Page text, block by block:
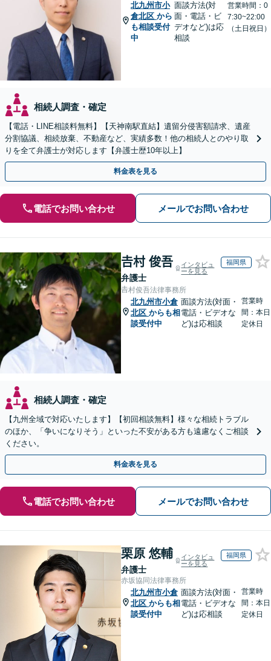
北九州市小
倉北区 から
も相談受付
中
面談方法(対
面・電話・ビ
デオなど)は応
相談
営業時間：0
7:30~22:00
（土日祝日）
相続人調査・確定
【電話・LINE相談料無料】【天神南駅直結】遺留分侵害額請求、遺産
分割協議、相続放棄、不動産など、実績多数！他の相続人とのやり取
りを全て弁護士が対応します【弁護士歴10年以上】
料金表を見る
電話でお問い合わせ メールでお問い合わせ
𠮷村 俊吾
弁護士
インタビュ
ーを見る
福岡県
𠮷村俊吾法律事務所
北九州市小倉
北区 からも相
談受付中
面談方法(対面・
電話・ビデオな
ど)は応相談
営業時
間：本日
定休日
相続人調査・確定
【九州全域で対応いたします】【初回相談無料】様々な相続トラブル
のほか、「争いになりそう」といった不安がある方も遠慮なくご相談
ください。
料金表を見る
電話でお問い合わせ メールでお問い合わせ
栗原 悠輔
弁護士
インタビュ
ーを見る
福岡県
赤坂協同法律事務所
北九州市小倉
北区 からも相
談受付中
面談方法(対面・
電話・ビデオな
ど)は応相談
営業時
間：本日
定休日